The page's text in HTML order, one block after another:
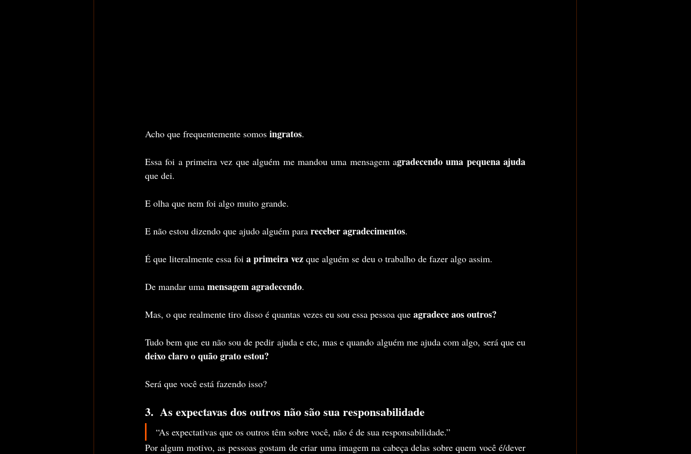
Acho que frequentemente somos ingratos.
Essa foi a primeira vez que alguém me mandou uma mensagem agradecendo uma pequena ajuda
que dei.
E olha que nem foi algo muito grande.
E não estou dizendo que ajudo alguém para receber agradecimentos.
É que literalmente essa foi a primeira vez que alguém se deu o trabalho de fazer algo assim.
De mandar uma mensagem agradecendo.
Mas, o que realmente tiro disso é quantas vezes eu sou essa pessoa que agradece aos outros?
deixo claro o quão grato estou?
Será que você está fazendo isso?
3.  As expectavas dos outros não são sua responsabilidade
“As expectativas que os outros têm sobre você, não é de sua responsabilidade.”
Por algum motivo, as pessoas gostam de criar uma imagem na cabeça delas sobre quem você é/dever